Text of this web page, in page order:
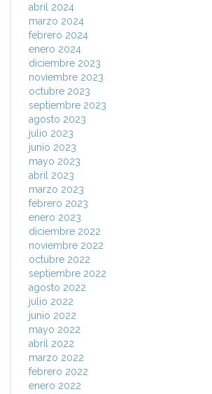
abril 2024
marzo 2024
febrero 2024
enero 2024
diciembre 2023
noviembre 2023
octubre 2023
septiembre 2023
agosto 2023
julio 2023
junio 2023
mayo 2023
abril 2023
marzo 2023
febrero 2023
enero 2023
diciembre 2022
noviembre 2022
octubre 2022
septiembre 2022
agosto 2022
julio 2022
junio 2022
mayo 2022
abril 2022
marzo 2022
febrero 2022
enero 2022